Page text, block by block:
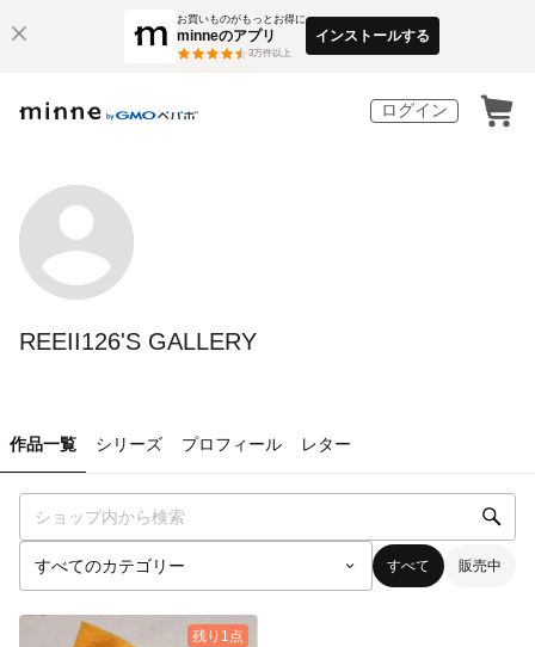
お買いものがもっとお得に
minneのアプリ
3万件以上
インストールする
ログイン
REEII126'S GALLERY
作品一覧 シリーズ プロフィール レター
すべて 販売中
残り1点